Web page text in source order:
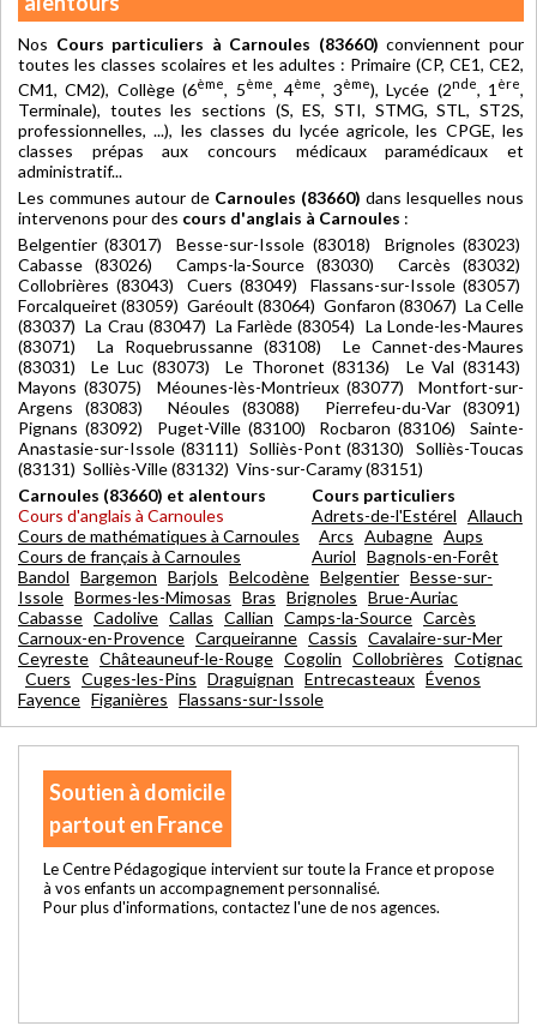
Nos Cours particuliers à Carnoules (83660) conviennent pour
toutes les classes scolaires et les adultes : Primaire (CP, CE1, CE2,
CM1, CM2), Collège (6ème, 5ème, 4ème, 3ème), Lycée (2nde, 1 ère,
Terminale), toutes les sections (S, ES, STI, STMG, STL, ST2S,
professionnelles, ...), les classes du lycée agricole, les CPGE, les
classes prépas aux concours médicaux paramédicaux et
administratif...
Les communes autour de Carnoules (83660) dans lesquelles nous
intervenons pour des cours d'anglais à Carnoules :
Belgentier (83017) Besse-sur-Issole (83018) Brignoles (83023)
Cabasse (83026) Camps-la-Source (83030) Carcès (83032)
Collobrières (83043) Cuers (83049) Flassans-sur-Issole (83057)
Forcalqueiret (83059) Garéoult (83064) Gonfaron (83067) La Celle
(83037) La Crau (83047) La Farlède (83054) La Londe-les-Maures
(83071) La Roquebrussanne (83108) Le Cannet-des-Maures
(83031) Le Luc (83073) Le Thoronet (83136) Le Val (83143)
Mayons (83075) Méounes-lès-Montrieux (83077) Montfort-sur-
Argens (83083) Néoules (83088) Pierrefeu-du-Var (83091)
Pignans (83092) Puget-Ville (83100) Rocbaron (83106) Sainte-
Anastasie-sur-Issole (83111) Solliès-Pont (83130) Solliès-Toucas
(83131) Solliès-Ville (83132) Vins-sur-Caramy (83151)
Carnoules (83660) et alentours
Cours d'anglais à Carnoules
Cours de mathématiques à Carnoules
Cours de français à Carnoules
Cours particuliers
Adrets-de-l'Estérel Allauch
Arcs Aubagne Aups
Auriol Bagnols-en-Forêt
Bandol Bargemon Barjols Belcodène Belgentier Besse-sur-
Issole Bormes-les-Mimosas Bras Brignoles Brue-Auriac
Cabasse Cadolive Callas Callian Camps-la-Source Carcès
Carnoux-en-Provence Carqueiranne Cassis Cavalaire-sur-Mer
Ceyreste Châteauneuf-le-Rouge Cogolin Collobrières Cotignac
Cuers Cuges-les-Pins Draguignan Entrecasteaux Évenos
Fayence Figanières Flassans-sur-Issole
Soutien à domicile
partout en France
Le Centre Pédagogique intervient sur toute la France et propose
à vos enfants un accompagnement personnalisé.
Pour plus d'informations, contactez l'une de nos agences.